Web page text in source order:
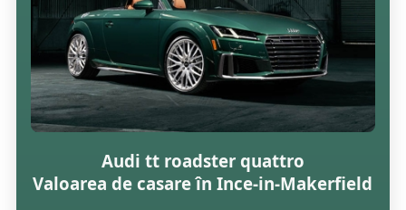
Audi tt roadster quattro
Valoarea de casare în Ince-in-Makerfield